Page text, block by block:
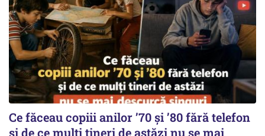
Ce făceau copiii anilor ’70 și ’80 fără telefon
și de ce mulți tineri de astăzi nu se mai